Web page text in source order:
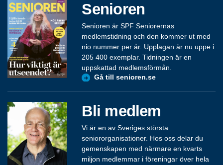
Senioren
Senioren är SPF Seniorernas
medlemstidning och den kommer ut med
nio nummer per år. Upplagan är nu uppe i
205 400 exemplar. Tidningen är en
uppskattad medlemsförmån.
Gå till senioren.se
Bli medlem
Vi är en av Sveriges största
seniororganisationer. Hos oss delar du
gemenskapen med närmare en kvarts
miljon medlemmar i föreningar över hela